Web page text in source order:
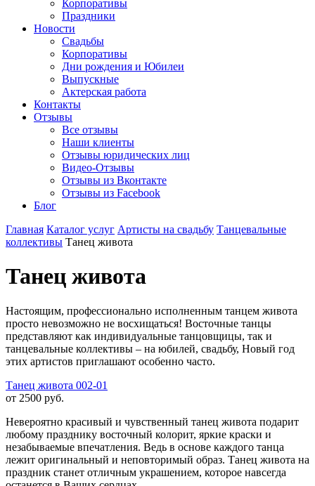
Корпоративы
Праздники
Новости
Свадьбы
Корпоративы
Дни рождения и Юбилеи
Выпускные
Актерская работа
Контакты
Отзывы
Все отзывы
Наши клиенты
Отзывы юридических лиц
Видео-Отзывы
Отзывы из Вконтакте
Отзывы из Facebook
Блог
Главная Каталог услуг Артисты на свадьбу Танцевальные
коллективы Танец живота
Танец живота
Настоящим, профессионально исполненным танцем живота
просто невозможно не восхищаться! Восточные танцы
представляют как индивидуальные танцовщицы, так и
танцевальные коллективы – на юбилей, свадьбу, Новый год
этих артистов приглашают особенно часто.
Танец живота 002-01
от 2500 руб.
Невероятно красивый и чувственный танец живота подарит
любому празднику восточный колорит, яркие краски и
незабываемые впечатления. Ведь в основе каждого танца
лежит оригинальный и неповторимый образ. Танец живота на
праздник станет отличным украшением, которое навсегда